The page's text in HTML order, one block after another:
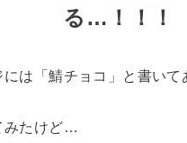
る…！！！
は「鯖チョコ」と書いて
みたけど…